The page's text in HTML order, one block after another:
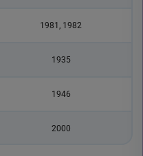
1981, 1982
1935
1946
2000